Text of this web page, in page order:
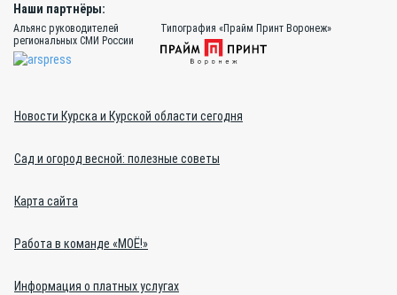
Наши партнёры:
Альянс руководителей
региональных СМИ России
Типография «Прайм Принт Воронеж»
Новости Курска и Курской области сегодня
Сад и огород весной: полезные советы
Карта сайта
Работа в команде «МОЁ!»
Информация о платных услугах